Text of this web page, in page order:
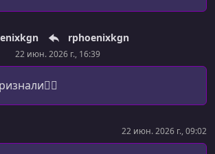
rphoenixkgn
22 июн. 2026 г., 16:39
22 июн. 2026 г., 09:02